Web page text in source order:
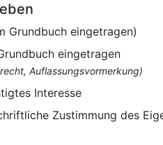
Grundbuch eingetragen)
eingetragen
Auflassungsvormerkung)
Interesse
Zustimmung des